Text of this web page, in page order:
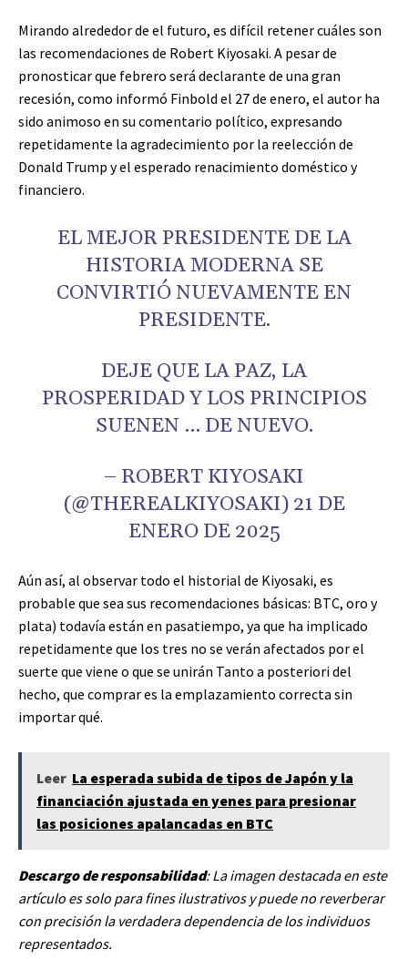
Mirando alrededor de el futuro, es difícil retener cuáles son
las recomendaciones de Robert Kiyosaki. A pesar de
pronosticar que febrero será declarante de una gran
recesión, como informó Finbold el 27 de enero, el autor ha
sido animoso en su comentario político, expresando
repetidamente la agradecimiento por la reelección de
Donald Trump y el esperado renacimiento doméstico y
financiero.
EL MEJOR PRESIDENTE DE LA
HISTORIA MODERNA SE
CONVIRTIÓ NUEVAMENTE EN
PRESIDENTE.
DEJE QUE LA PAZ, LA
PROSPERIDAD Y LOS PRINCIPIOS
SUENEN … DE NUEVO.
– ROBERT KIYOSAKI
(@THEREALKIYOSAKI) 21 DE
ENERO DE 2025
Aún así, al observar todo el historial de Kiyosaki, es
probable que sea sus recomendaciones básicas: BTC, oro y
plata) todavía están en pasatiempo, ya que ha implicado
repetidamente que los tres no se verán afectados por el
suerte que viene o que se unirán Tanto a posteriori del
hecho, que comprar es la emplazamiento correcta sin
importar qué.
Leer La esperada subida de tipos de Japón y la
financiación ajustada en yenes para presionar
las posiciones apalancadas en BTC
Descargo de responsabilidad: La imagen destacada en este
artículo es solo para fines ilustrativos y puede no reverberar
con precisión la verdadera dependencia de los individuos
representados.